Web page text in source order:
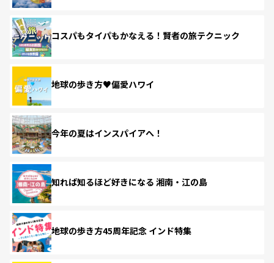
コスパもタイパもかなえる！賢者の旅テクニック
地球の歩き方♥偏愛ハワイ
今年の夏はインスパイアへ！
知れば知るほど好きになる 湘南・江の島
地球の歩き方45周年記念 インド特集